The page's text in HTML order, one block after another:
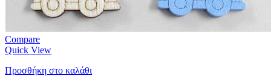
Compare
Quick View
Προσθήκη στο καλάθι